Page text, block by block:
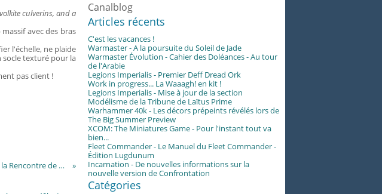
culverins, and a
avec des bras
l'échelle, ne plaide
socle texturé pour la
pas client !
Warmaster - Le butin de la Rencontre de Bourges 2021
Canalblog
Articles récents
C'est les vacances !
Warmaster - A la poursuite du Soleil de Jade
Warmaster Évolution - Cahier des Doléances - Au tour
de l'Arabie
Legions Imperialis - Premier Deff Dread Ork
Work in progress... La Waaagh! en kit !
Legions Imperialis - Mise à jour de la section
Modélisme de la Tribune de Laïtus Prime
Warhammer 40k - Les décors prépeints révélés lors de
The Big Summer Preview
XCOM: The Miniatures Game - Pour l'instant tout va
bien...
Fleet Commander - Le Manuel du Fleet Commander -
Édition Lugdunum
Incarnation - De nouvelles informations sur la
nouvelle version de Confrontation
Catégories